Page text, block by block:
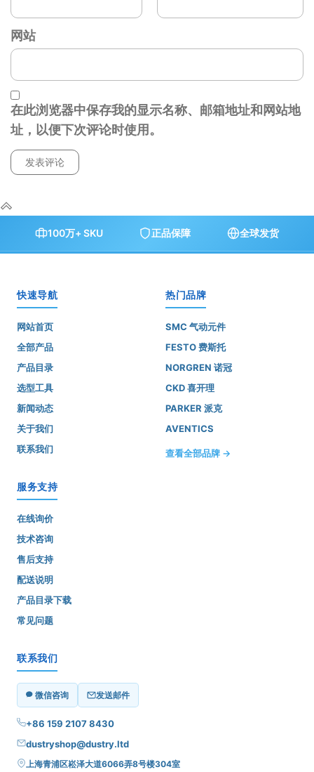
网站
在此浏览器中保存我的显示名称、邮箱地址和网站地
址，以便下次评论时使用。
100万+ SKU 正品保障 全球发货
快速导航
网站首页
全部产品
产品目录
选型工具
新闻动态
关于我们
联系我们
热门品牌
SMC 气动元件
FESTO 费斯托
NORGREN 诺冠
CKD 喜开理
PARKER 派克
AVENTICS
查看全部品牌 →
服务支持
在线询价
技术咨询
售后支持
配送说明
产品目录下载
常见问题
联系我们
微信咨询 发送邮件
+86 159 2107 8430
dustryshop@dustry.ltd
上海青浦区崧泽大道6066弄8号楼304室